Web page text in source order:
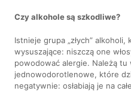
Czy alkohole są szkodliwe?
Istnieje grupa „złych” alkoholi,
wysuszające: niszczą one
powodować alergie. Należą tu
jednowodorotlenowe, które
negatywnie: osłabiają je na